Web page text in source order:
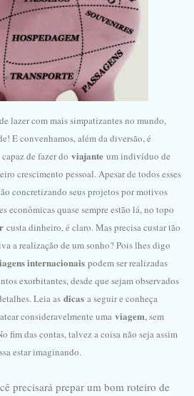
lazer com mais simpatizantes no mundo,
E convenhamos, além da diversão, é
de fazer do viajante um indivíduo de
crescimento pessoal. Apesar de todos esses
concretizando seus projetos por motivos
econômicas quase sempre estão lá, no topo
custa dinheiro, é claro. Mas precisa custar tão
a realização de um sonho? Pois lhes digo
internacionais podem ser realizadas
exorbitantes, desde que sejam observados
Leia as dicas a seguir e conheça
consideravelmente uma viagem, sem
fim das contas, talvez a coisa não seja assim
estar imaginando.
precisará prepar um bom roteiro de